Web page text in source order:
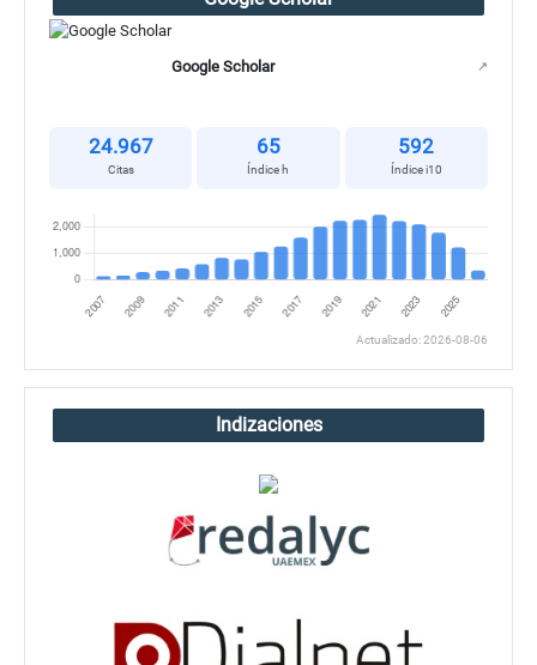
Google Scholar ↗
24.967
Citas
65
Índice h
592
Índice i10
Actualizado: 2026-08-06
Indizaciones